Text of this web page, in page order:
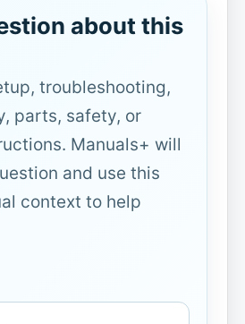
about this
troubleshooting,
parts, safety, or
Manuals+ will
and use this
context to help